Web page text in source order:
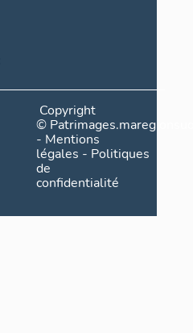
Copyright
©
- Mentions
légales - Politiques
de
confidentialité